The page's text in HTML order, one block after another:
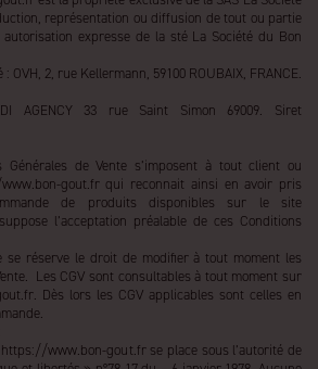
représentation ou diffusion de tout ou partie
expresse de la sté La Société du Bon
OVH, 2, rue Kellermann, 59100 ROUBAIX, FRANCE.
AGENCY 33 rue Saint Simon 69009. Siret
Générales de Vente s’imposent à tout client ou
gout.fr qui reconnait ainsi en avoir pris
de produits disponibles sur le site
l’acceptation préalable de ces Conditions
se réserve le droit de modifier à tout moment les
Les CGV sont consultables à tout moment sur
Dès lors les CGV applicables sont celles en
www.bon-gout.fr se place sous l’autorité de